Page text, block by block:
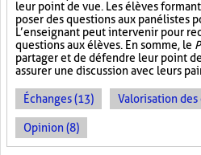
leur point de vue. Les élèves
poser des questions aux panélistes
L’enseignant peut intervenir pour
questions aux élèves. En somme, le
partager et de défendre leur point
assurer une discussion avec leurs
Échanges (13) Valorisation des
Opinion (8)